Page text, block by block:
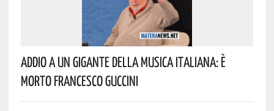
Addio A Un Gigante Della Musica Italiana: È
Morto Francesco Guccini